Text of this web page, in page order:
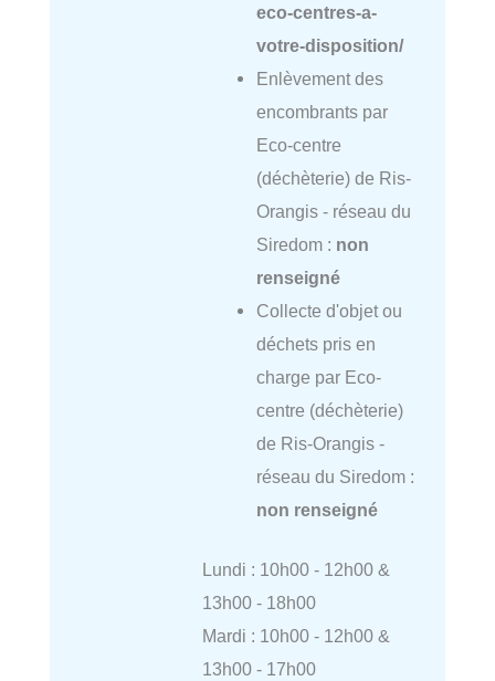
eco-centres-a-
votre-disposition/
Enlèvement des
encombrants par
Eco-centre
(déchèterie) de Ris-
Orangis - réseau du
Siredom : non
renseigné
Collecte d'objet ou
déchets pris en
charge par Eco-
centre (déchèterie)
de Ris-Orangis -
réseau du Siredom :
non renseigné
Lundi : 10h00 - 12h00 &
13h00 - 18h00
Mardi : 10h00 - 12h00 &
13h00 - 17h00